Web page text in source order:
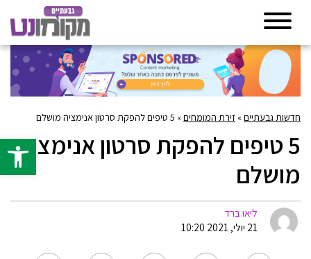
פתח
חדשות גבעתיים» זירת המומחים» 5 טיפים להפקת סרטון אנימציה מושלם
5 טיפים להפקת סרטון אנימציה
מושלם
ליאו ברד
21 יולי, 2021 10:20